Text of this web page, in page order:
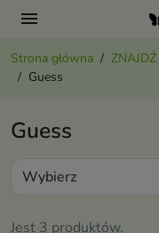
menu
Strona główna
Guess
Guess
Jest 3 produktów.
Wybierz